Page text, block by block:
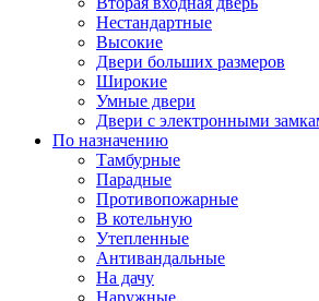
Нестандартные
Высокие
Двери больших размеров
Широкие
Умные двери
Двери с электронными
По назначению
Тамбурные
Парадные
Противопожарные
В котельную
Утепленные
Антивандальные
На дачу